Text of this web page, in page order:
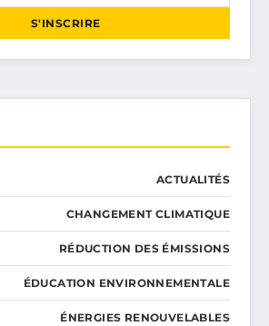
S'INSCRIRE
ACTUALITÉS
CHANGEMENT CLIMATIQUE
RÉDUCTION DES ÉMISSIONS
ÉDUCATION ENVIRONNEMENTALE
ÉNERGIES RENOUVELABLES